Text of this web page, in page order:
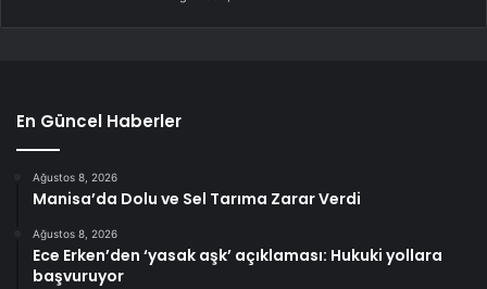
En Güncel Haberler
Ağustos 8, 2026
Manisa’da Dolu ve Sel Tarıma Zarar Verdi
Ağustos 8, 2026
Ece Erken’den ‘yasak aşk’ açıklaması: Hukuki yollara
başvuruyor